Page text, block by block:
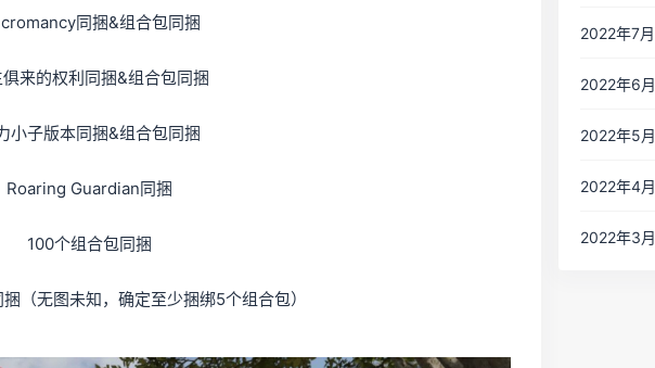
同捆&组合包同捆
来的权利同捆&组合包同捆
小子版本同捆&组合包同捆
Roaring Guardian同捆
100个组合包同捆
（无图未知，确定至少捆绑5个组合包）
2022年7月
2022年6月
2022年5月
2022年4月
2022年3月